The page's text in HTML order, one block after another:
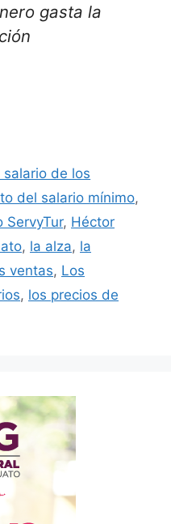
gasta la
de los
del salario mínimo,
ServyTur, Héctor
, la alza, la
ventas, Los
, los precios de